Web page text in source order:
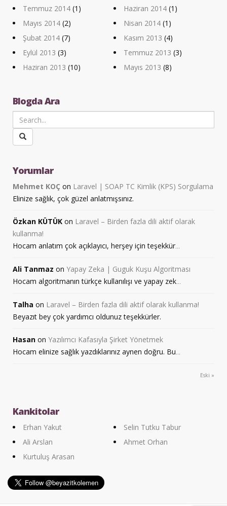
Temmuz 2014 (1) Haziran 2014 (1)
Mayıs 2014 (2) Nisan 2014 (1)
Şubat 2014 (7) Kasım 2013 (4)
Eylül 2013 (3) Temmuz 2013 (3)
Haziran 2013 (10) Mayıs 2013 (8)
Blogda Ara
Yorumlar
Mehmet KOÇ on Laravel | SOAP TC Kimlik (KPS) Sorgulama
Elinize sağlık, çok güzel anlatmışsınız.
Özkan KÜTÜK on Laravel – Birden fazla dili aktif olarak
kullanma!
Hocam anlatım çok açıklayıcı, herşey için teşekkür...
Ali Tanmaz on Yapay Zeka | Guguk Kuşu Algoritması
Hocam algoritmanın türkçe kullanılışı ve yapay zek...
Talha on Laravel – Birden fazla dili aktif olarak kullanma!
Beyazıt bey çok yardımcı oldunuz teşekkürler.
Hasan on Yazılımcı Kafasıyla Şirket Yönetmek
Hocam elinize sağlık yazdıklarınız aynen doğru. Bu...
Eski »
Kankitolar
Erhan Yakut
Selin Tutku Tabur
Ali Arslan
Ahmet Orhan
Kurtuluş Arasan